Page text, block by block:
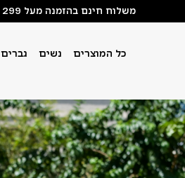
משלוח חינם בהזמנה מעל 299 ש"ח
כל המוצרים נשים גברים